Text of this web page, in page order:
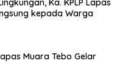
Ka. KPLP Lapas
kepada Warga
Muara Tebo Gelar